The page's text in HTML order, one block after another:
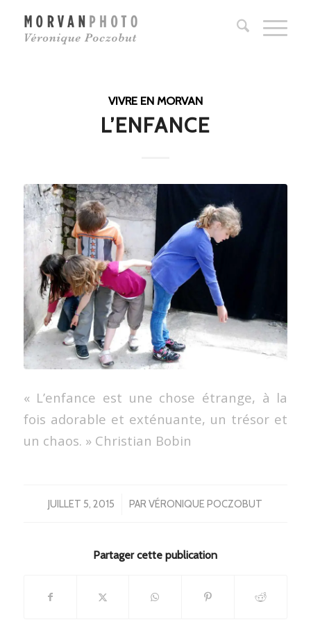
VIVRE EN MORVAN
L’ENFANCE
« L’enfance est une chose étrange, à la
fois adorable et exténuante, un trésor et
un chaos. » Christian Bobin
JUILLET 5, 2015
/ PARVÉRONIQUE POCZOBUT
Partager cette publication